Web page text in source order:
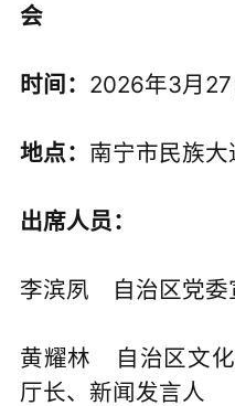
会
时间： 2026年3月
地点： 南宁市民族
出席人员：
李滨夙 自治区党
黄耀林
自治区文
厅长、新闻发言人